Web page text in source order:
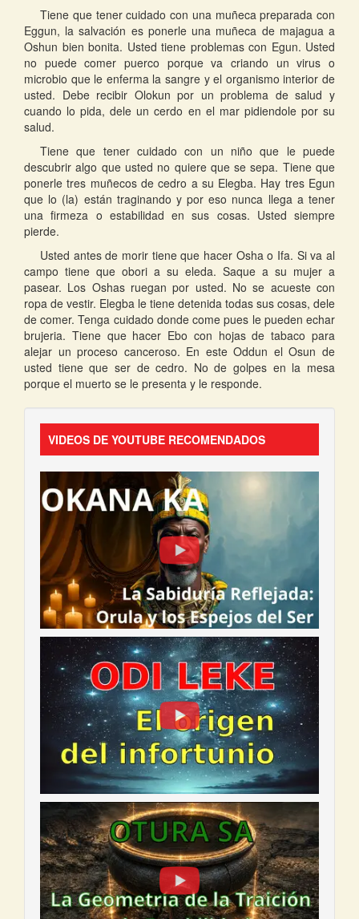
Tiene que tener cuidado con una muñeca preparada con
Eggun, la salvación es ponerle una muñeca de majagua a
Oshun bien bonita. Usted tiene problemas con Egun. Usted
no puede comer puerco porque va criando un virus o
microbio que le enferma la sangre y el organismo interior de
usted. Debe recibir Olokun por un problema de salud y
cuando lo pida, dele un cerdo en el mar pidiendole por su
salud.
Tiene que tener cuidado con un niño que le puede
descubrir algo que usted no quiere que se sepa. Tiene que
ponerle tres muñecos de cedro a su Elegba. Hay tres Egun
que lo (la) están traginando y por eso nunca llega a tener
una firmeza o estabilidad en sus cosas. Usted siempre
pierde.
Usted antes de morir tiene que hacer Osha o Ifa. Si va al
campo tiene que obori a su eleda. Saque a su mujer a
pasear. Los Oshas ruegan por usted. No se acueste con
ropa de vestir. Elegba le tiene detenida todas sus cosas, dele
de comer. Tenga cuidado donde come pues le pueden echar
brujeria. Tiene que hacer Ebo con hojas de tabaco para
alejar un proceso canceroso. En este Oddun el Osun de
usted tiene que ser de cedro. No de golpes en la mesa
porque el muerto se le presenta y le responde.
VIDEOS DE YOUTUBE RECOMENDADOS